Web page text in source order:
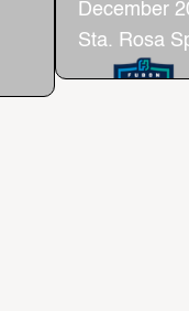
December
Sta. Rosa